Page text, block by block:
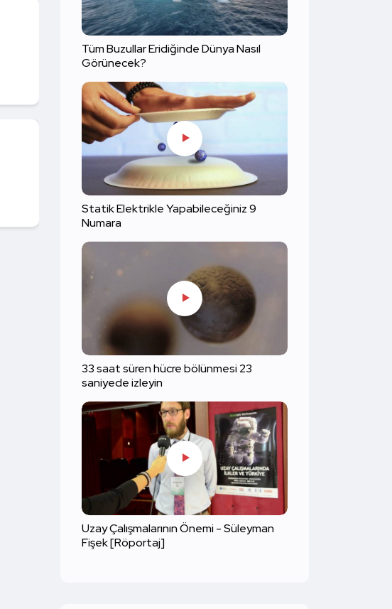
Tüm Buzullar Eridiğinde Dünya Nasıl
Görünecek?
Statik Elektrikle Yapabileceğiniz 9
Numara
33 saat süren hücre bölünmesi 23
saniyede izleyin
Uzay Çalışmalarının Önemi - Süleyman
Fişek [Röportaj]